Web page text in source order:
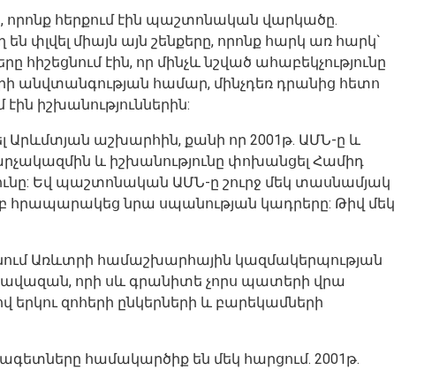
որոնք հերքում էին պաշտոնական վարկածը.
փլվել միայն այն շենքերը, որոնք հարկ առ հարկ`
էին, որ մինչև նշված ահաբեկչությունը
անվտանգության համար, մինչդեռ դրանից հետո
իշխանություններին:
աշխարհին, քանի որ 2001թ. ԱՄՆ-ը և
և իշխանությունը փոխանցել Համիդ
Եվ պաշտոնական ԱՄՆ-ը շուրջ մեկ տասնամյակ
հրապարակեց նրա սպանության կադրերը: Թիվ մեկ
Առևտրի համաշխարհային կազմակերպության
որի սև գրանիտե չորս պատերի վրա
երկու զոհերի ընկերների և բարեկամների
համակարծիք են մեկ հարցում. 2001թ.